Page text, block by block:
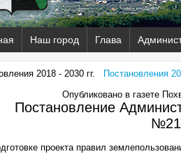
Наш город Глава
2018 - 2030 гг.
Постановления
Опубликовано в газете
Постановление
проекта правил